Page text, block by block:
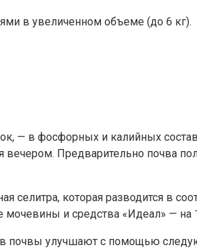
в увеличенном объеме (до 6 кг).
— в фосфорных и калийных
Предварительно почва
селитра, которая разводится в
и средства «Идеал» — на
почвы улучшают с помощью